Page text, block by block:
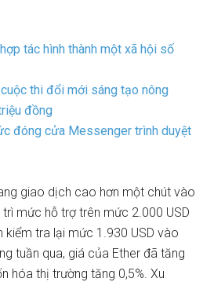
tác hình thành một xã hội số
thi đổi mới sáng tạo nông
đồng
đóng cửa Messenger trình duyệt
giao dịch cao hơn một chút vào
mức hỗ trợ trên mức 2.000 USD
kiểm tra lại mức 1.930 USD vào
tuần qua, giá của Ether đã tăng
hóa thị trường tăng 0,5%. Xu